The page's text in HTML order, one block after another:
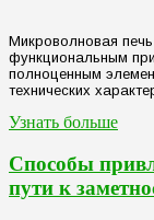
Микроволновая
функциональным
полноценным
технических
Узнать больше
Способы
пути к